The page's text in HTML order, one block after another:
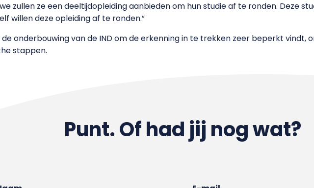
zullen ze een deeltijdopleiding aanbieden om hun studie af te ronden. Deze
willen deze opleiding af te ronden.”
onderbouwing van de IND om de erkenning in te trekken zeer beperkt vindt,
stappen.
Punt. Of had jij nog wat?